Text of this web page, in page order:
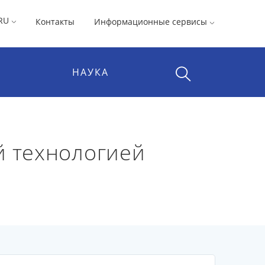
Контакты Информационные сервисы
НАУКА